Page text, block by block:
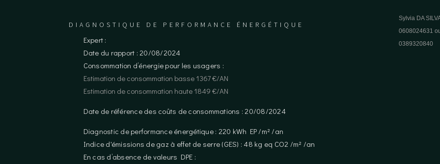
DIAGNOSTIQUE DE PERFORMANCE ÉNERGÉTIQUE
Expert :
Date du rapport : 20/08/2024
Consommation d’énergie pour les usagers :
Estimation de consommation basse 1367 €/AN
Estimation de consommation haute 1849 €/AN
Date de référence des coûts de consommations : 20/08/2024
Diagnostic de performance énergétique : 220 kWh EP /m² /an
Indice d'émissions de gaz à effet de serre (GES) : 48 kg eq CO2 /m² /an
En cas d’absence de valeurs DPE :
Sylvia DA
0608024631
0389320840